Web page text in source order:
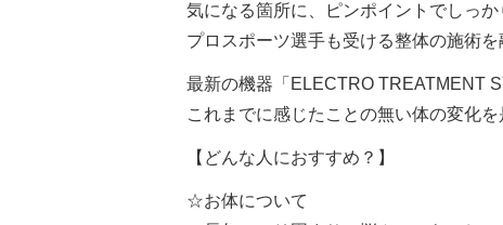
気になる箇所に、ピンポイントでしっか
プロスポーツ選手も受ける整体の施術
最新の機器「ELECTRO TREATMENT
これまでに感じたことの無い体の変化
【どんな人におすすめ？】
☆お体について